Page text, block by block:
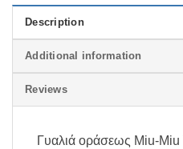
Description
Additional information
Reviews
Γυαλιά οράσεως Miu-